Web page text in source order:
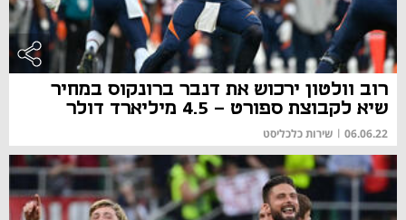
רוב וולטון ירכוש את דנבר ברונקוס במחיר
שיא לקבוצת ספורט - 4.5 מיליארד דולר
06.06.22
| שירות כלכליסט